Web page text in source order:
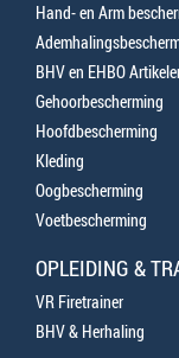
Hand- en Arm
BHV en EHBO
Gehoorbescherming
Hoofdbescherming
Kleding
Oogbescherming
Voetbescherming
OPLEIDING &
VR Firetrainer
BHV & Herhaling